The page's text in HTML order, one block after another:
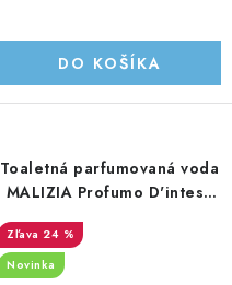
DO KOŠÍKA
Toaletná parfumovaná voda
MALIZIA Profumo D'intesa
24 %
Novinka